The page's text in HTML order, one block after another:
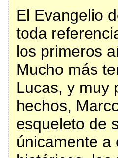
El Evangelio
toda
los primeros
Mucho más
Lucas, y muy
hechos,
esqueleto de
únicamente a